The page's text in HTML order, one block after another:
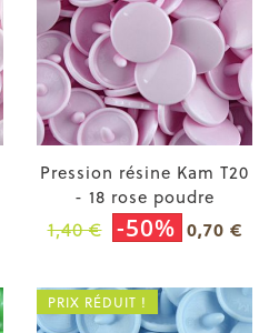
Pression résine Kam T20
- 18 rose poudre
1,40 € -50% 0,70 €
PRIX RÉDUIT !